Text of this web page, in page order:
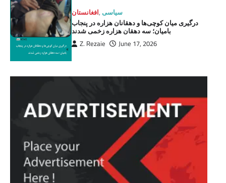
افغانستان,سیاسی
درگیری میان کوچی‌ها و دهقانان هزاره در پنجاب
بامیان؛ سه دهقان هزاره زخمی شدند
Z. Rezaie June 17, 2026